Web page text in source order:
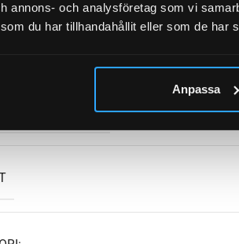
annons- och analysföretag som vi
du har tillhandahållit eller som de har
Anpassa
/ PASSAR TILL